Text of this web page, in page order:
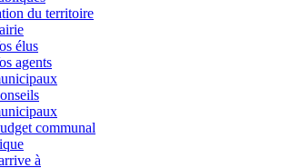
du territoire
élus
agents
communal
à